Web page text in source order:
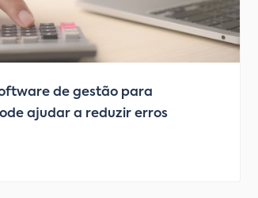
de gestão para
ajudar a reduzir erros